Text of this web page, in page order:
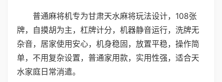
普通麻将机专为甘肃天水麻将玩法设计，108张
牌，自摸胡为主，杠牌计分，机器静音运行，洗牌无
杂音，居家使用安心，机身稳固，放置平稳，操作简
单，不用复杂设置，普通家用款，实用性强，适合天
水家庭日常消遣。